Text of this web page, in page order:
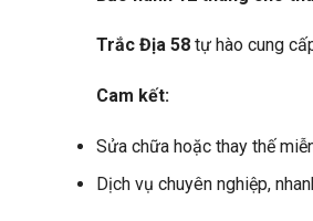
Trắc Địa 58 tự hào cung
Cam kết:
Sửa chữa hoặc thay thế
Dịch vụ chuyên nghiệp,